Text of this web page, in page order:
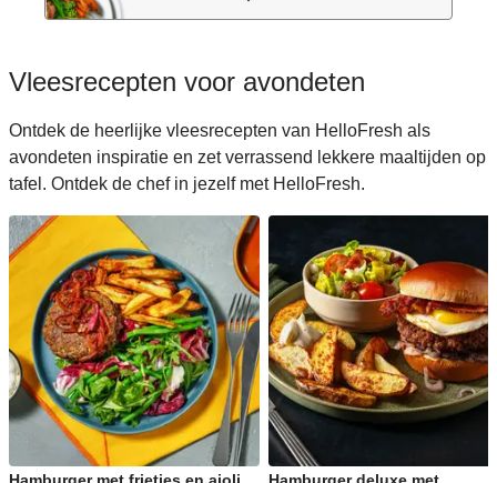
Italiaanse recepten voor avondeten
Japanse recepten voor avondeten
Makkelijke recepten voor avondeten
Snelle recepten voor avondeten
Koreaanse recepten voor avondeten
Vleesrecepten voor avondeten
Ontdek de heerlijke vleesrecepten van HelloFresh als
avondeten inspiratie en zet verrassend lekkere maaltijden op
tafel. Ontdek de chef in jezelf met HelloFresh.